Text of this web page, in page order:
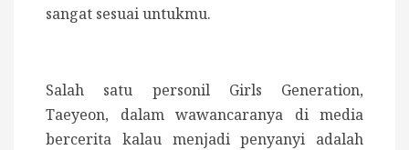
sangat sesuai untukmu.
Salah satu personil Girls Generation,
Taeyeon, dalam wawancaranya di media
bercerita kalau menjadi penyanyi adalah